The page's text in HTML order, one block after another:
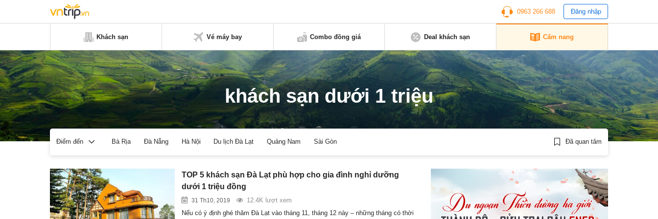
0963 266 688 Đăng nhập
Khách sạn Vé máy bay Combo đồng giá Deal khách sạn Cẩm nang
khách sạn dưới 1 triệu
Điểm đến Bà Rịa Đà Nẵng Hà Nội Du lịch Đà Lạt Quảng Nam Sài Gòn Đã quan tâm
TOP 5 khách sạn Đà Lạt phù hợp cho gia đình nghỉ dưỡng
dưới 1 triệu đồng
31 Th10, 2019
12.4K lượt xem
Nếu có ý định ghé thăm Đà Lạt vào tháng 11, tháng 12 này – những tháng có thời